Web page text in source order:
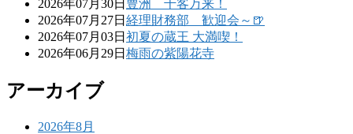
2026年07月30日 豊洲 千客万来！
2026年07月27日 経理財務部 歓迎会～🍺
2026年07月03日 初夏の蔵王 大満喫！
2026年06月29日 梅雨の紫陽花寺
アーカイブ
2026年8月